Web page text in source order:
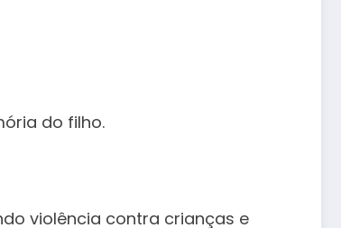
do filho.
violência contra crianças e